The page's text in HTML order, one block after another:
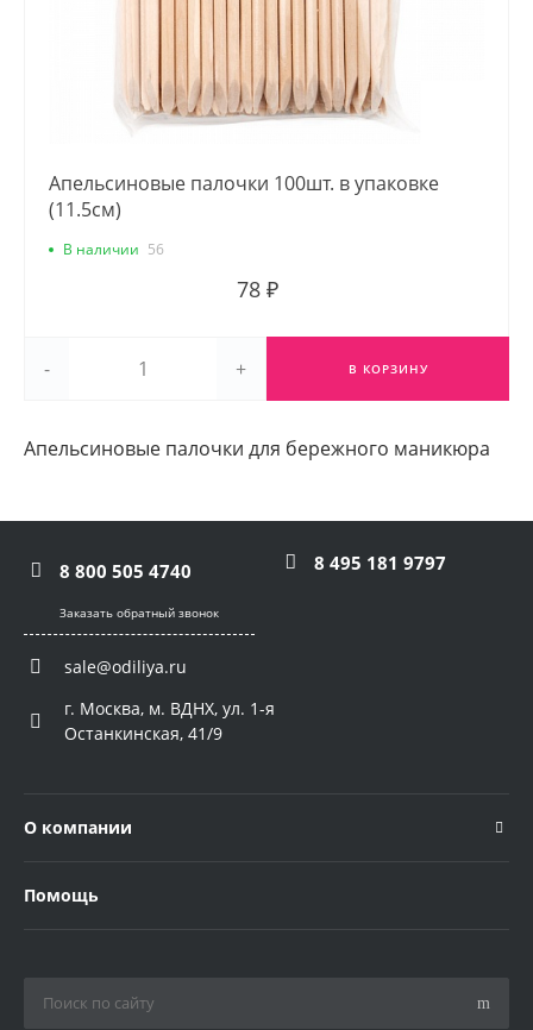
Апельсиновые палочки 100шт. в упаковке
(11.5см)
В наличии 56
78 ₽
- + В КОРЗИНУ
Апельсиновые палочки для бережного маникюра
8 800 505 4740 8 495 181 9797
Заказать обратный звонок
sale@odiliya.ru
г. Москва, м. ВДНХ, ул. 1-я
Останкинская, 41/9
О компании
Помощь